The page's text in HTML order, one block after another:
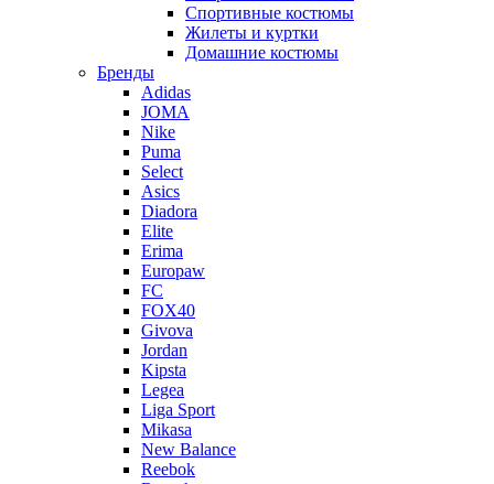
Спортивные костюмы
Жилеты и куртки
Домашние костюмы
Бренды
Adidas
JOMA
Nike
Puma
Select
Asics
Diadora
Elite
Erima
Europaw
FC
FOX40
Givova
Jordan
Kipsta
Legea
Liga Sport
Mikasa
New Balance
Reebok